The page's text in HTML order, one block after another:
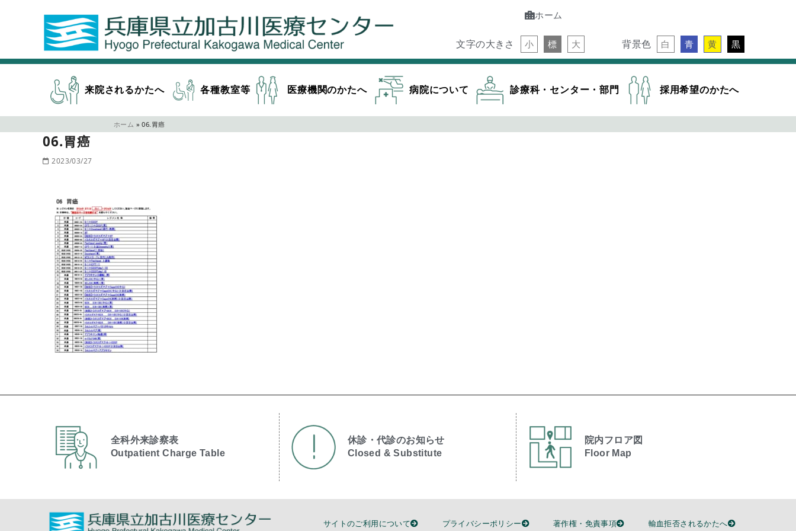
ホーム
文字の大きさ 小 標 大 背景色 白 青 黄 黒
来院されるかたへ 各種教室等 医療機関のかたへ 病院について 診療科・センター・部門 採用希望のかたへ
ホーム » 06.胃癌
06.胃癌
2023/03/27
全科外来診察表
Outpatient Charge Table​
休診・代診のお知らせ
Closed & Substitute​
院内フロア図
Floor Map
サイトのご利用について プライバシーポリシー 著作権・免責事項 輸血拒否されるかたへ